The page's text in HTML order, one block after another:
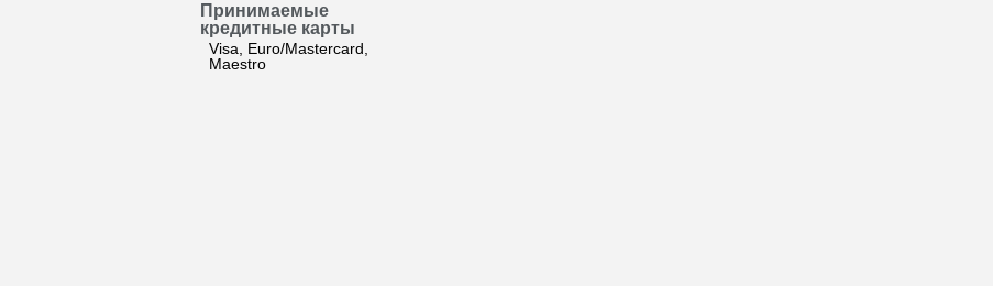
Принимаемые
кредитные карты
Visa, Euro/Mastercard,
Maestro